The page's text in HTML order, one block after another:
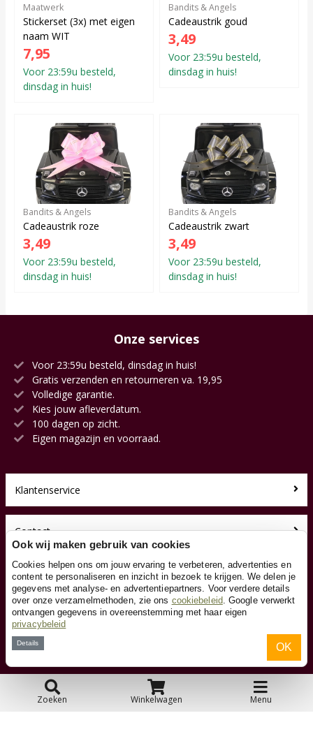
Zoeken Winkelwagen Menu
Maatwerk
Stickerset (3x) met eigen
naam WIT
7,95
Voor 23:59u besteld,
dinsdag in huis!
Bandits & Angels
Cadeaustrik goud
3,49
Voor 23:59u besteld,
dinsdag in huis!
Bandits & Angels
Cadeaustrik roze
3,49
Voor 23:59u besteld,
dinsdag in huis!
Bandits & Angels
Cadeaustrik zwart
3,49
Voor 23:59u besteld,
dinsdag in huis!
Onze services
Voor 23:59u besteld, dinsdag in huis!
Gratis verzenden en retourneren va. 19,95
Volledige garantie.
Kies jouw afleverdatum.
100 dagen op zicht.
Eigen magazijn en voorraad.
Klantenservice
Contact
Over ons
Toyfan BV
Loopauto.nl
Waterwinweg 9
7572 PD Oldenzaal
Tel. 0541-228000
Facebook
Instagram
Ook wij maken gebruik van cookies
Cookies helpen ons om jouw ervaring te verbeteren, advertenties en
content te personaliseren en inzicht in bezoek te krijgen. We delen je
gegevens met analyse- en advertentiepartners. Voor verdere details
over onze verzamelmethoden, zie ons cookiebeleid. Google verwerkt
ontvangen gegevens in overeenstemming met haar eigen
privacybeleid
Details OK